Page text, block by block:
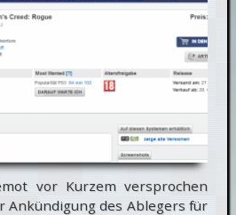
vor Kurzem versprochen
Ankündigung des Ablegers für